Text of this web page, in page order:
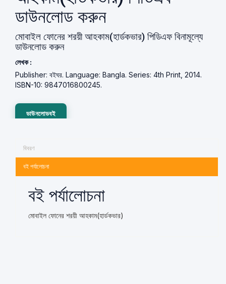
ডাউনলোড করুন
মোবাইল ফোনের শরয়ী আহকাম(হার্ডকভার) পিডিএফ বিনামূল্যে
ডাউনলোড করুন
লেখক :
Publisher: বইঘর. Language: Bangla. Series: 4th Print, 2014.
ISBN-10: 9847016800245.
ডাউনলোডবই
বিবরণ
বই পর্যালোচনা
বই পর্যালোচনা
মোবাইল ফোনের শরয়ী আহকাম(হার্ডকভার)